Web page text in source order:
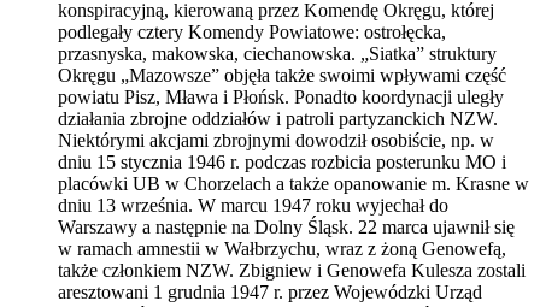
konspiracyjną, kierowaną przez Komendę Okręgu, której
podlegały cztery Komendy Powiatowe: ostrołęcka,
przasnyska, makowska, ciechanowska. „Siatka” struktury
Okręgu „Mazowsze” objęła także swoimi wpływami część
powiatu Pisz, Mława i Płońsk. Ponadto koordynacji uległy
działania zbrojne oddziałów i patroli partyzanckich NZW.
Niektórymi akcjami zbrojnymi dowodził osobiście, np. w
dniu 15 stycznia 1946 r. podczas rozbicia posterunku MO i
placówki UB w Chorzelach a także opanowanie m. Krasne w
dniu 13 września. W marcu 1947 roku wyjechał do
Warszawy a następnie na Dolny Śląsk. 22 marca ujawnił się
w ramach amnestii w Wałbrzychu, wraz z żoną Genowefą,
także członkiem NZW. Zbigniew i Genowefa Kulesza zostali
aresztowani 1 grudnia 1947 r. przez Wojewódzki Urząd